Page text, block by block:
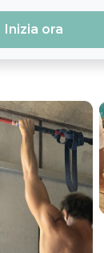
Inizia ora